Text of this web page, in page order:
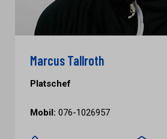
Marcus Tallroth
Platschef
Mobil: 076-1026957